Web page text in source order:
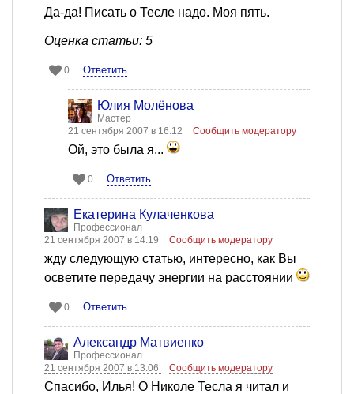
Да-да! Писать о Тесле надо. Моя пять.
Оценка статьи: 5
0 Ответить
Юлия Молёнова
Мастер
21 сентября 2007 в 16:12
Сообщить модератору
Ой, это была я...
0 Ответить
Екатерина Кулаченкова
Профессионал
21 сентября 2007 в 14:19
Сообщить модератору
жду следующую статью, интересно, как Вы
осветите передачу энергии на расстоянии
0 Ответить
Александр Матвиенко
Профессионал
21 сентября 2007 в 13:06
Сообщить модератору
Спасибо, Илья! О Николе Тесла я читал и